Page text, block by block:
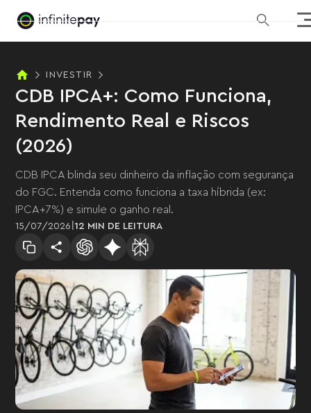
INVESTIR
CDB IPCA+: Como Funciona,
Rendimento Real e Riscos
(2026)
CDB IPCA blinda seu dinheiro da inflação com segurança
do FGC. Entenda como funciona a taxa híbrida (ex:
IPCA+7%) e simule o ganho real.
15 /07/2026 12 MIN DE LEITURA